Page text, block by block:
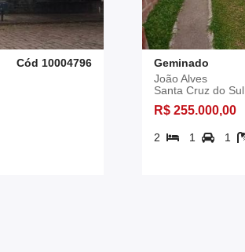
Cód 10004796
Geminado
João Alves
Santa Cruz do Sul
R$ 255.000,00
2 1 1